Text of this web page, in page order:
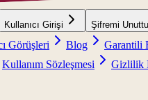
Kullanıcı Girişi Şifremi
Görüşleri Blog
Garantili
Kullanım Sözleşmesi
Gizlilik